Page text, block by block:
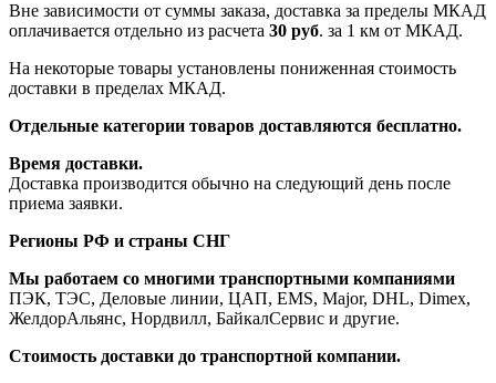
Вне зависимости от суммы заказа, доставка за пределы МКАД
оплачивается отдельно из расчета 30 руб. за 1 км от МКАД.
На некоторые товары установлены пониженная стоимость
доставки в пределах МКАД.
Отдельные категории товаров доставляются бесплатно.
Время доставки.
Доставка производится обычно на следующий день после
приема заявки.
Регионы РФ и страны СНГ
Мы работаем со многими транспортными компаниями
ПЭК, ТЭС, Деловые линии, ЦАП, EMS, Major, DHL, Dimex,
ЖелдорАльянс, Нордвилл, БайкалСервис и другие.
Стоимость доставки до транспортной компании.